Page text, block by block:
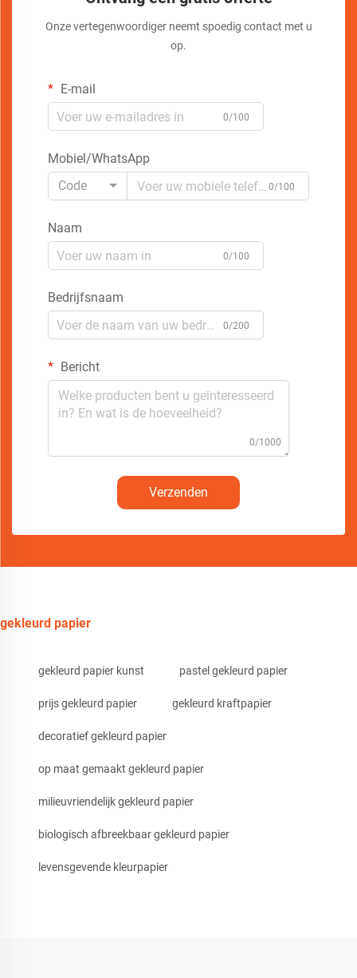
Onze vertegenwoordiger neemt spoedig contact met u
op.
E-mail
0/100
Mobiel/WhatsApp
Code
0/100
Naam
0/100
Bedrijfsnaam
0/200
Bericht
0/1000
Verzenden
gekleurd papier
gekleurd papier kunst pastel gekleurd papier
prijs gekleurd papier gekleurd kraftpapier
decoratief gekleurd papier
op maat gemaakt gekleurd papier
milieuvriendelijk gekleurd papier
biologisch afbreekbaar gekleurd papier
levensgevende kleurpapier